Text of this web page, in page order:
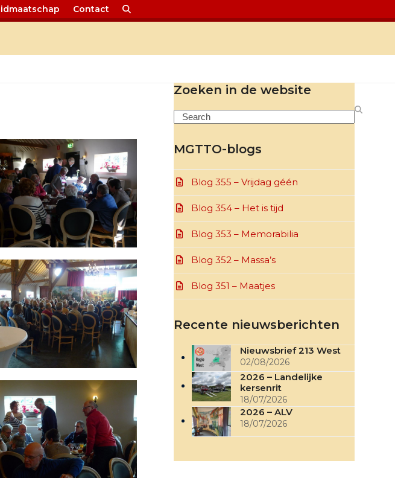
Contact
Zoeken in de website
Search
MGTTO-blogs
Blog 355 – Vrijdag géén
Blog 354 – Het is tijd
Blog 353 – Memorabilia
Blog 352 – Massa’s
Blog 351 – Maatjes
Recente nieuwsberichten
Nieuwsbrief 213 West
02/08/2026
2026 – Landelijke
kersenrit
18/07/2026
2026 – ALV
18/07/2026